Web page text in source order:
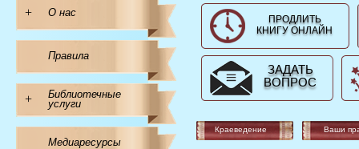
+ О нас
Правила
+
Библиотечные
услуги
Медиаресурсы
ПРОДЛИТЬ
КНИГУ ОНЛАЙН
ЗАДАТЬ
ВОПРОС
Краеведение Ваши